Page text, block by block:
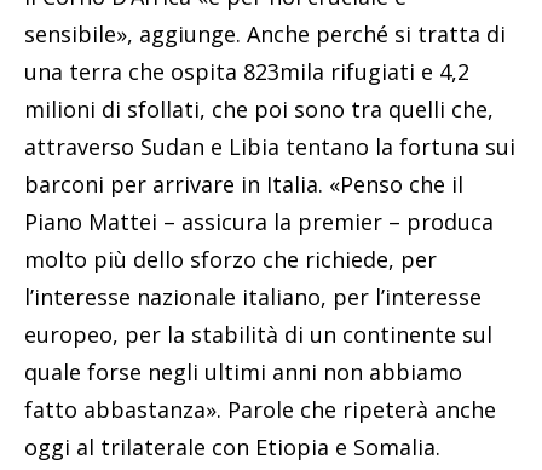
sensibile», aggiunge. Anche perché si tratta di
una terra che ospita 823mila rifugiati e 4,2
milioni di sfollati, che poi sono tra quelli che,
attraverso Sudan e Libia tentano la fortuna sui
barconi per arrivare in Italia. «Penso che il
Piano Mattei – assicura la premier – produca
molto più dello sforzo che richiede, per
l’interesse nazionale italiano, per l’interesse
europeo, per la stabilità di un continente sul
quale forse negli ultimi anni non abbiamo
fatto abbastanza». Parole che ripeterà anche
oggi al trilaterale con Etiopia e Somalia.